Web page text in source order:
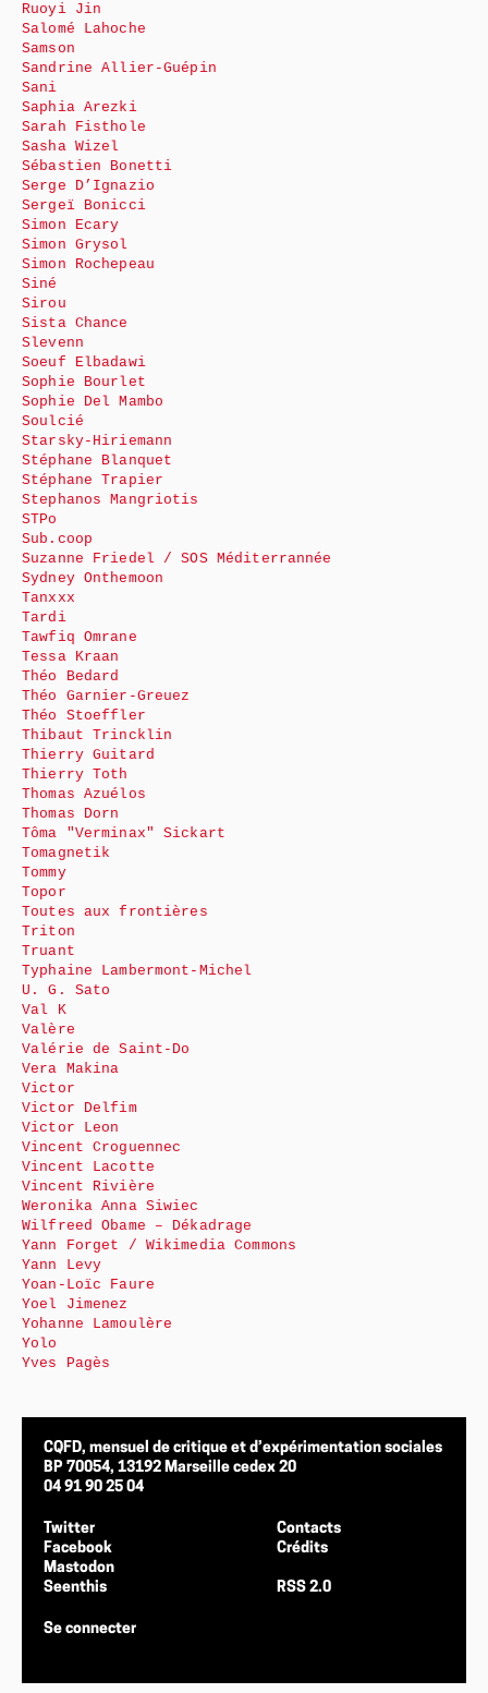
Ruoyi Jin
Salomé Lahoche
Samson
Sandrine Allier-Guépin
Sani
Saphia Arezki
Sarah Fisthole
Sasha Wizel
Sébastien Bonetti
Serge D’Ignazio
Sergeï Bonicci
Simon Ecary
Simon Grysol
Simon Rochepeau
Siné
Sirou
Sista Chance
Slevenn
Soeuf Elbadawi
Sophie Bourlet
Sophie Del Mambo
Soulcié
Starsky-Hiriemann
Stéphane Blanquet
Stéphane Trapier
Stephanos Mangriotis
STPo
Sub.coop
Suzanne Friedel / SOS Méditerrannée
Sydney Onthemoon
Tanxxx
Tardi
Tawfiq Omrane
Tessa Kraan
Théo Bedard
Théo Garnier-Greuez
Théo Stoeffler
Thibaut Trincklin
Thierry Guitard
Thierry Toth
Thomas Azuélos
Thomas Dorn
Tôma "Verminax" Sickart
Tomagnetik
Tommy
Topor
Toutes aux frontières
Triton
Truant
Typhaine Lambermont-Michel
U. G. Sato
Val K
Valère
Valérie de Saint-Do
Vera Makina
Victor
Victor Delfim
Victor Leon
Vincent Croguennec
Vincent Lacotte
Vincent Rivière
Weronika Anna Siwiec
Wilfreed Obame – Dékadrage
Yann Forget / Wikimedia Commons
Yann Levy
Yoan-Loïc Faure
Yoel Jimenez
Yohanne Lamoulère
Yolo
Yves Pagès
CQFD, mensuel de critique et d’expérimentation sociales
BP 70054, 13192 Marseille cedex 20
04 91 90 25 04
Twitter
Facebook
Mastodon
Seenthis
Contacts
Crédits
RSS 2.0
Se connecter